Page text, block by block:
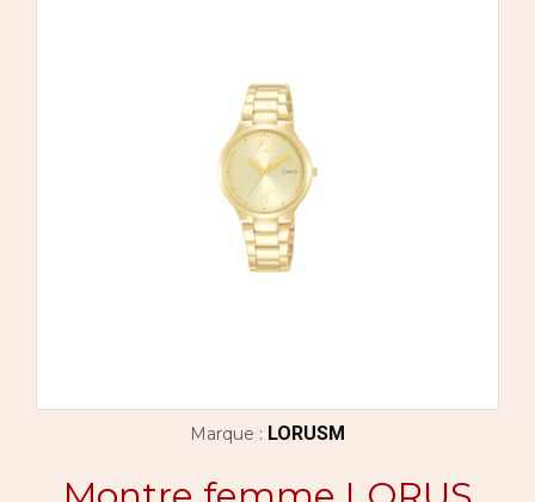
Marque : LORUSM